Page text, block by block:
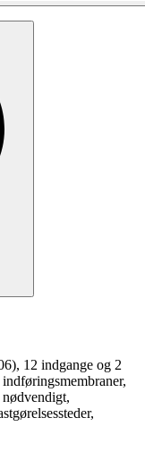
12 indgange og 2